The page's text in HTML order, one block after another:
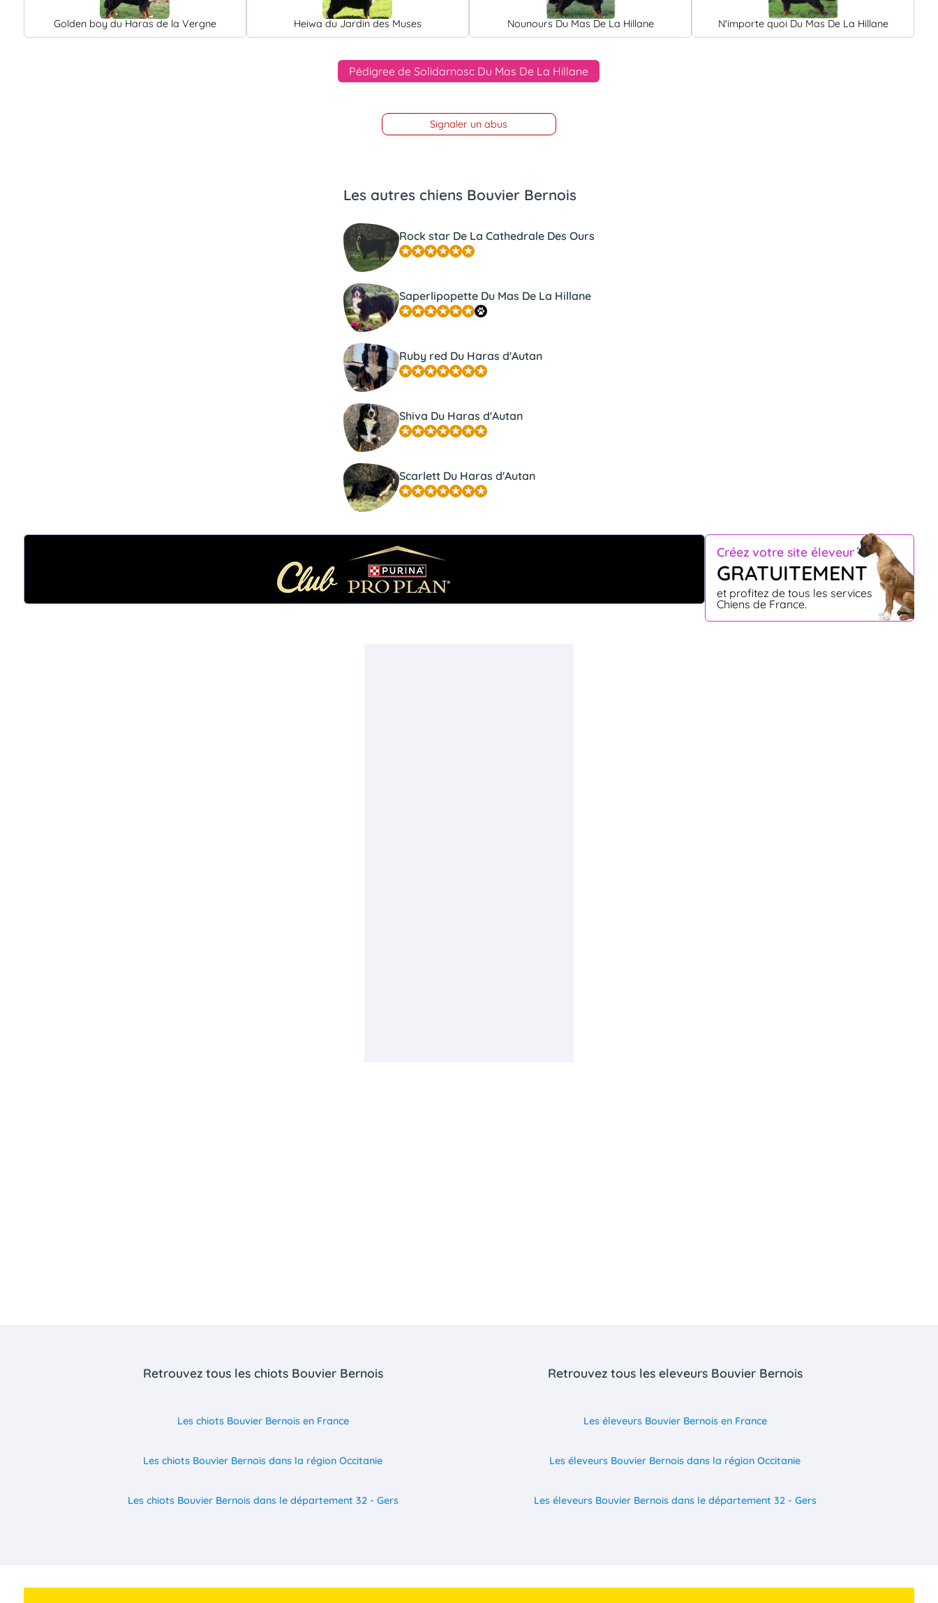
Golden boy du Haras de la Vergne Heiwa du Jardin des Muses Nounours Du Mas De La Hillane N'importe quoi Du Mas De La Hillane
Pédigree de Solidarnosc Du Mas De La Hillane
Signaler un abus
Créez votre site éleveur
GRATUITEMENT
et profitez de tous les services
Chiens de France.
Les autres chiens Bouvier Bernois
Rock star De La Cathedrale Des Ours
Saperlipopette Du Mas De La Hillane
Ruby red Du Haras d'Autan
Shiva Du Haras d'Autan
Scarlett Du Haras d'Autan
Retrouvez tous les chiots Bouvier Bernois
Les chiots Bouvier Bernois en France
Les chiots Bouvier Bernois dans la région Occitanie
Les chiots Bouvier Bernois dans le département 32 - Gers
Retrouvez tous les eleveurs Bouvier Bernois
Les éleveurs Bouvier Bernois en France
Les éleveurs Bouvier Bernois dans la région Occitanie
Les éleveurs Bouvier Bernois dans le département 32 - Gers